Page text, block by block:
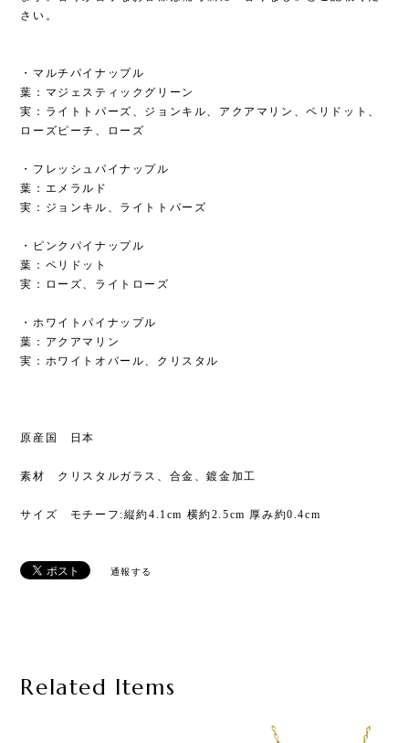
さい。
・マルチパイナップル
葉：マジェスティックグリーン
実：ライトトパーズ、ジョンキル、アクアマリン、ペリドット、
ローズピーチ、ローズ
・フレッシュパイナップル
葉：エメラルド
実：ジョンキル、ライトトパーズ
・ピンクパイナップル
葉：ペリドット
実：ローズ、ライトローズ
・ホワイトパイナップル
葉：アクアマリン
実：ホワイトオパール、クリスタル
原産国 日本
素材 クリスタルガラス、合金、鍍金加工
サイズ モチーフ:縦約4.1cm 横約2.5cm 厚み約0.4cm
通報する
Related Items